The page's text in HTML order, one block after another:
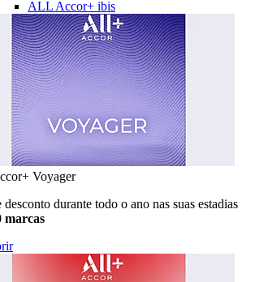
ALL Accor+ ibis
Voyager
desconto durante todo o ano nas suas estadias
marcas